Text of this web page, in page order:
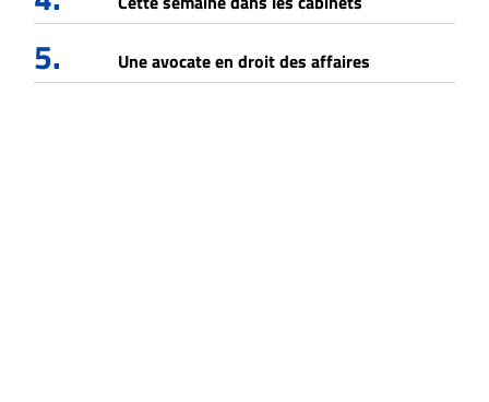
5. Une avocate en droit des affaires